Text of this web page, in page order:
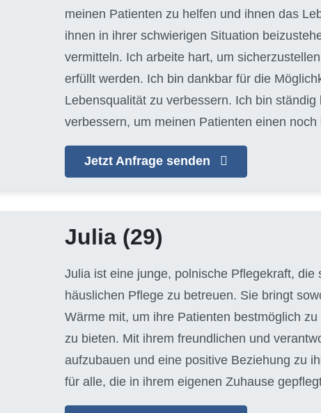
meinen Patienten zu helfen und ihnen das
ihnen in ihrer schwierigen Situation
vermitteln. Ich arbeite hart, um
erfüllt werden. Ich bin dankbar für die
Lebensqualität zu verbessern. Ich bin
verbessern, um meinen Patienten einen
Jetzt Anfrage senden
Julia (29)
Julia ist eine junge, polnische Pflegekraft,
häuslichen Pflege zu betreuen. Sie bringt
Wärme mit, um ihre Patienten bestmöglich
zu bieten. Mit ihrem freundlichen und
aufzubauen und eine positive Beziehung zu
für alle, die in ihrem eigenen Zuhause